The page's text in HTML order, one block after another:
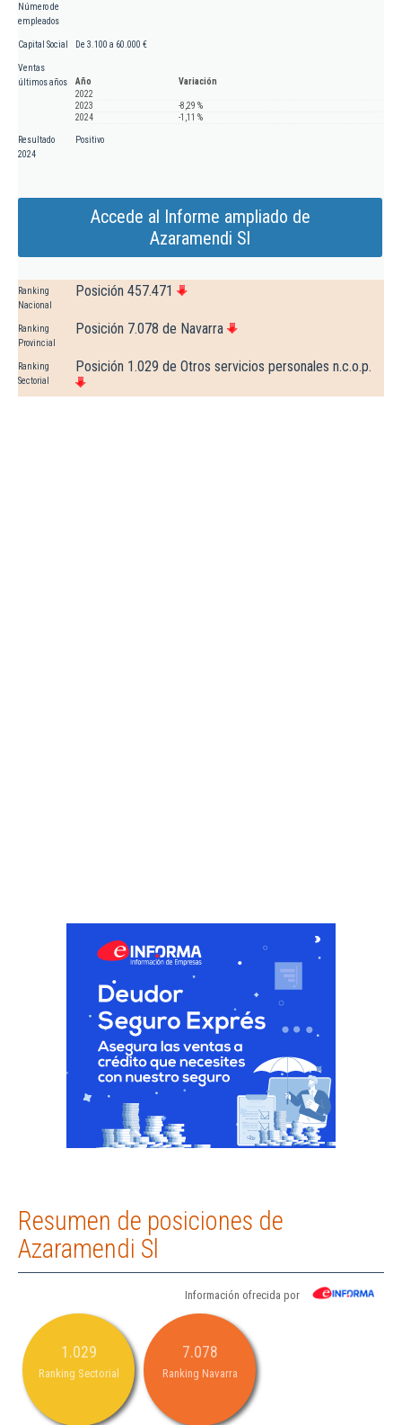
Número de
empleados
Capital Social De 3.100 a 60.000 €
Ventas
últimos años
Año
Variación
2022
2023
-8,29 %
2024
-1,11 %
Resultado
2024
Positivo
Accede al Informe ampliado de
Azaramendi Sl
Ranking
Nacional
Posición 457.471
Ranking
Provincial
Posición 7.078 de Navarra
Ranking
Sectorial
Posición 1.029 de Otros servicios personales n.c.o.p.
Resumen de posiciones de
Azaramendi Sl
Información ofrecida por
1.029
Ranking Sectorial
7.078
Ranking Navarra